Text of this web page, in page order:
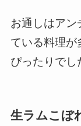
お通しはアン
ている料理が
ぴったりでし
生ラムこぼ